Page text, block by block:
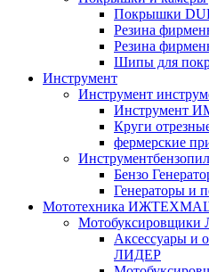
Покрышки
Резина
Резина
Шипы для
Инструмент
Инструмент
Инструмент
Круги
фермерские
Бензо
Генераторы и
Мототехника
Аксессуары и
ЛИДЕР